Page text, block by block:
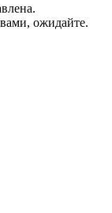
ожидайте.